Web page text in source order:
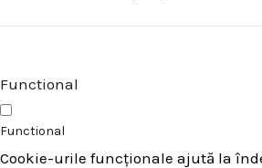
Functional
Functional
Cookie-urile funcționale ajută la